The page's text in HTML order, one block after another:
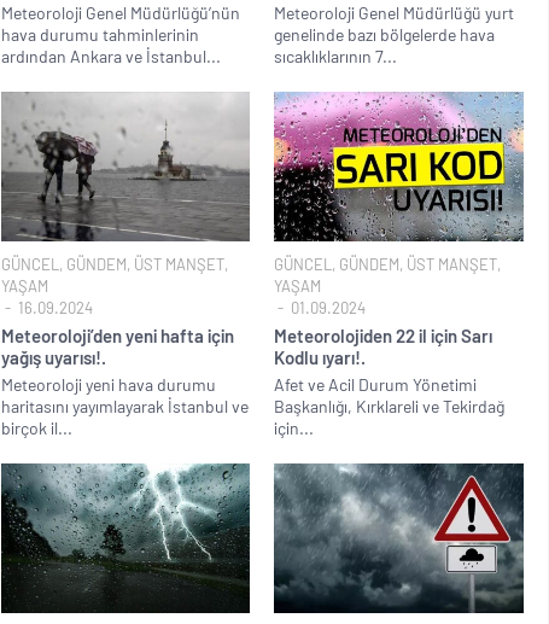
Meteoroloji Genel Müdürlüğü’nün
hava durumu tahminlerinin
ardından Ankara ve İstanbul...
Meteoroloji Genel Müdürlüğü yurt
genelinde bazı bölgelerde hava
sıcaklıklarının 7...
GÜNCEL , GÜNDEM, ÜST MANŞET,
YAŞAM
16.09.2024
Meteoroloji’den yeni hafta için
yağış uyarısı!.
Meteoroloji yeni hava durumu
haritasını yayımlayarak İstanbul ve
birçok il...
GÜNCEL , GÜNDEM, ÜST MANŞET,
YAŞAM
01.09.2024
Meteorolojiden 22 il için Sarı
Kodlu ıyarı!.
Afet ve Acil Durum Yönetimi
Başkanlığı, Kırklareli ve Tekirdağ
için...